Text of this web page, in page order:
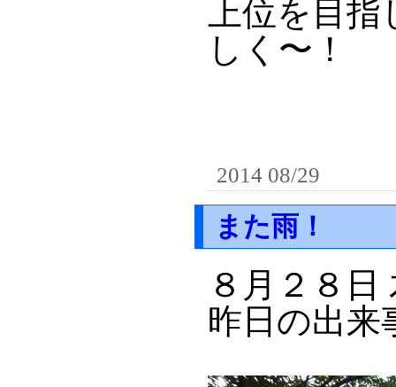
上位を目
しく〜！
2014 08/29
また雨！
８月２８日
昨日の出来